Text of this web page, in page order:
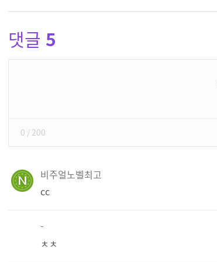
댓글 5
0 / 200
비주얼노벨최고
cc
-
ㅊㅊ